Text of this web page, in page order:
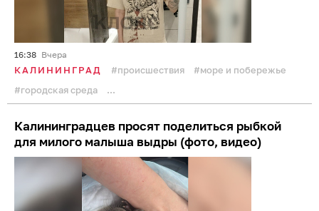
16:38 Вчера
КАЛИНИНГРАД происшествия
море и побережье
городская среда
...
Калининградцев просят поделиться рыбкой
для милого малыша выдры (фото, видео)